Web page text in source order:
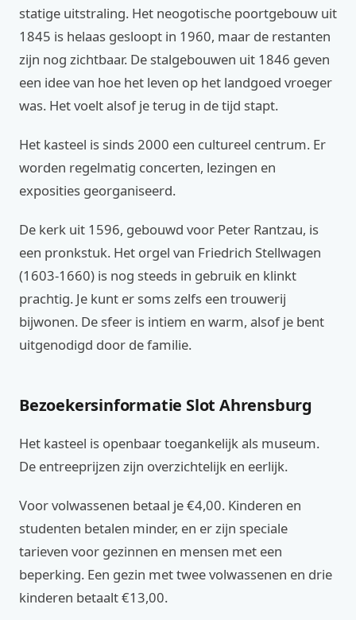
statige uitstraling. Het neogotische poortgebouw uit
1845 is helaas gesloopt in 1960, maar de restanten
zijn nog zichtbaar. De stalgebouwen uit 1846 geven
een idee van hoe het leven op het landgoed vroeger
was. Het voelt alsof je terug in de tijd stapt.
Het kasteel is sinds 2000 een cultureel centrum. Er
worden regelmatig concerten, lezingen en
exposities georganiseerd.
De kerk uit 1596, gebouwd voor Peter Rantzau, is
een pronkstuk. Het orgel van Friedrich Stellwagen
(1603-1660) is nog steeds in gebruik en klinkt
prachtig. Je kunt er soms zelfs een trouwerij
bijwonen. De sfeer is intiem en warm, alsof je bent
uitgenodigd door de familie.
Bezoekersinformatie Slot Ahrensburg
Het kasteel is openbaar toegankelijk als museum.
De entreeprijzen zijn overzichtelijk en eerlijk.
Voor volwassenen betaal je €4,00. Kinderen en
studenten betalen minder, en er zijn speciale
tarieven voor gezinnen en mensen met een
beperking. Een gezin met twee volwassenen en drie
kinderen betaalt €13,00.